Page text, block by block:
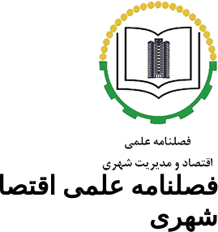
علمی